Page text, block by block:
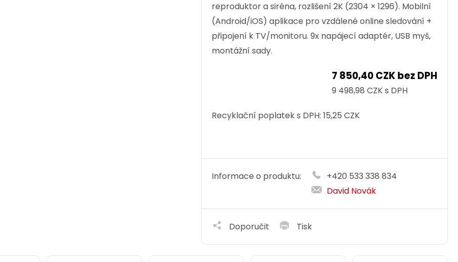
reproduktor a siréna, rozlišení 2K (2304 × 1296). Mobilní
(Android/iOS) aplikace pro vzdálené online sledování +
připojení k TV/monitoru. 9x napájecí adaptér, USB myš,
montážní sady.
7 850,40 CZK bez DPH
9 498,98 CZK s DPH
Recyklační poplatek s DPH: 15,25 CZK
Informace o produktu:
+420 533 338 834
David Novák
Doporučit Tisk